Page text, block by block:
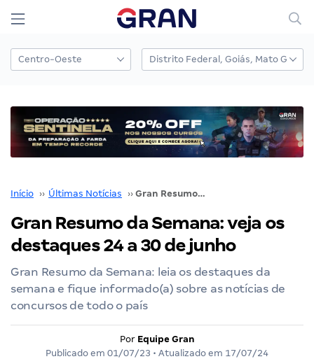
Início ›› Últimas Notícias ›› Gran Resumo da Semana: veja os destaques 24 a 30 de junho
Gran Resumo da Semana: veja os
destaques 24 a 30 de junho
Gran Resumo da Semana: leia os destaques da
semana e fique informado(a) sobre as notícias de
concursos de todo o país
Por Equipe Gran
Publicado em 01/07/23 • Atualizado em 17/07/24